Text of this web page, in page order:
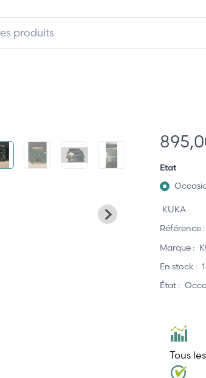
Etat
KUKA
Référence :
Marque :
En stock :
État :
Tous